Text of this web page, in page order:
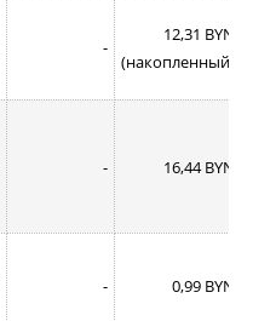
-
12,31 BYN
(накопленный)
- 16,44 BYN
- 0,99 BYN